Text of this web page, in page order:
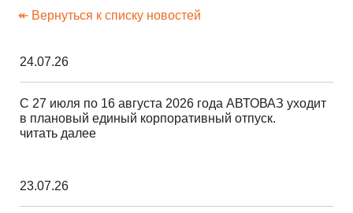
↞ Вернуться к списку новостей
24.07.26
С 27 июля по 16 августа 2026 года АВТОВАЗ уходит
в плановый единый корпоративный отпуск.
читать далее
23.07.26